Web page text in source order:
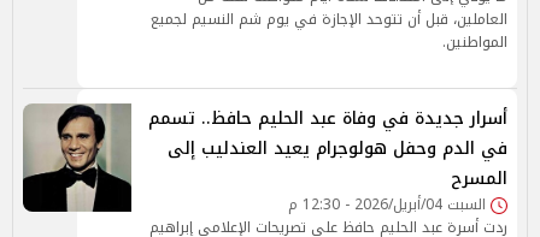
العاملين، قبل أن تتوحد الإجازة في يوم شم النسيم لجميع
المواطنين.
أسرار جديدة في وفاة عبد الحليم حافظ.. تسمم
في الدم وحفل هولوجرام يعيد العندليب إلى
المسرح
السبت 04/أبريل/2026 - 12:30 م
ردت أسرة عبد الحليم حافظ على تصريحات الإعلامي إبراهيم